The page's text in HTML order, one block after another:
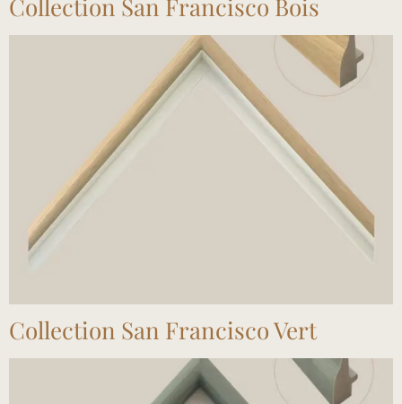
Collection San Francisco Bois
Collection San Francisco Vert